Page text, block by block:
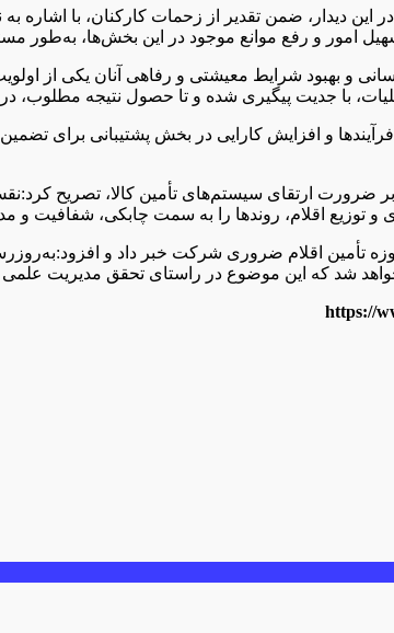
این دیدار، ضمن تقدیر از زحمات کارکنان، با اشاره
امور و رفع موانع موجود در این بخش‌ها،
انسانی و بهبود شرایط معیشتی و رفاهی آنان یکی
با جدیت پیگیری شده و تا حصول نتیجه مطلوب،
فرآیندها و افزایش کارایی در بخش پشتیبانی برای
ضرورت ارتقای سیستم‌های تأمین کالا، تصریح
و توزیع اقلام، روندها را به سمت چابکی، شفافیت و
تأمین اقلام ضروری شرکت خبر داد و
خواهد شد که این موضوع در راستای تحقق مدیریت
https://